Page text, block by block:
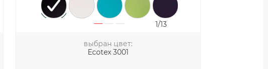
1/13
выбран цвет:
Ecotex 3001